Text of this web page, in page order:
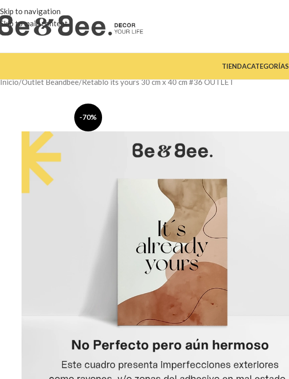
Skip to navigation
Skip to main content
TIENDACATEGORÍAS
Inicio Outlet Beandbee Retablo its yours 30 cm x 40 cm #36 OUTLET
-70%